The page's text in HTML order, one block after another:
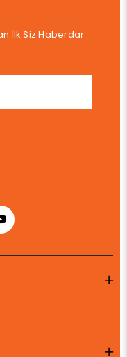
İlk Siz Haberdar